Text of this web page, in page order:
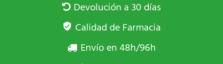
Devolución a 30 días
Calidad de Farmacia
Envío en 48h/96h